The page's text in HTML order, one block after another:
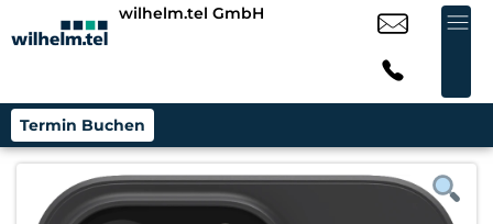
wilhelm.tel GmbH
Termin Buchen